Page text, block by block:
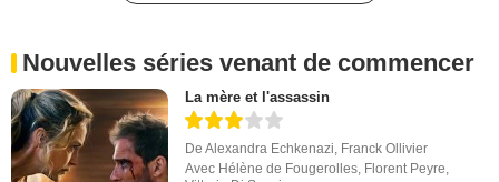
Nouvelles séries venant de commencer
La mère et l'assassin
DeAlexandra Echkenazi, Franck Ollivier
Avec Hélène de Fougerolles, Florent Peyre,